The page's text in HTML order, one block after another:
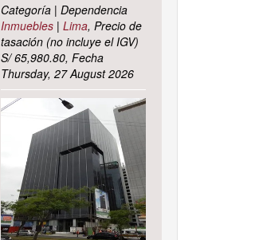
Categoría | Dependencia
Inmuebles| Lima, Precio de
tasación (no incluye el IGV)
S/ 65,980.80, Fecha
Thursday, 27 August 2026